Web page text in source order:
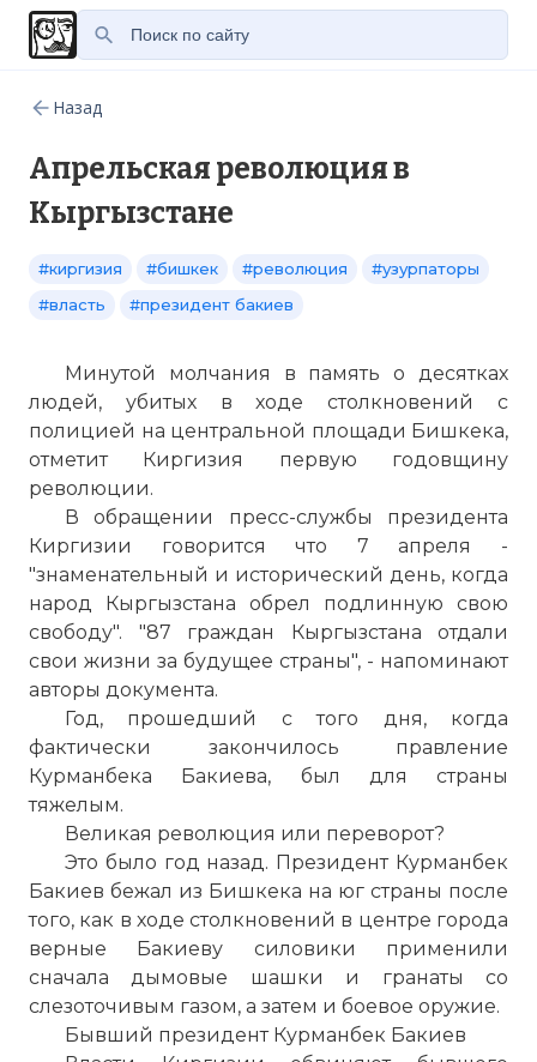
Назад
Апрельская революция в
Кыргызстане
#киргизия #бишкек #революция
#узурпаторы
#власть
#президент бакиев
Минутой молчания в память о десятках
людей, убитых в ходе столкновений с
полицией на центральной площади Бишкека,
отметит Киргизия первую годовщину
революции.
В обращении пресс-службы президента
Киргизии говорится что 7 апреля -
"знаменательный и исторический день, когда
народ Кыргызстана обрел подлинную свою
свободу". "87 граждан Кыргызстана отдали
свои жизни за будущее страны", - напоминают
авторы документа.
Год, прошедший с того дня, когда
фактически закончилось правление
Курманбека Бакиева, был для страны
тяжелым.
Великая революция или переворот?
Это было год назад. Президент Курманбек
Бакиев бежал из Бишкека на юг страны после
того, как в ходе столкновений в центре города
верные Бакиеву силовики применили
сначала дымовые шашки и гранаты со
слезоточивым газом, а затем и боевое оружие.
Бывший президент Курманбек Бакиев